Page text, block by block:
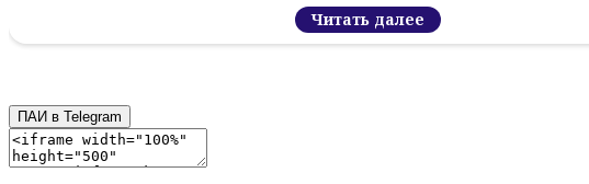
Читать далее
ПАИ в Telegram